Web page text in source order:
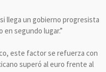
llega un gobierno progresista
segundo lugar.”
este factor se refuerza con
superó al euro frente al